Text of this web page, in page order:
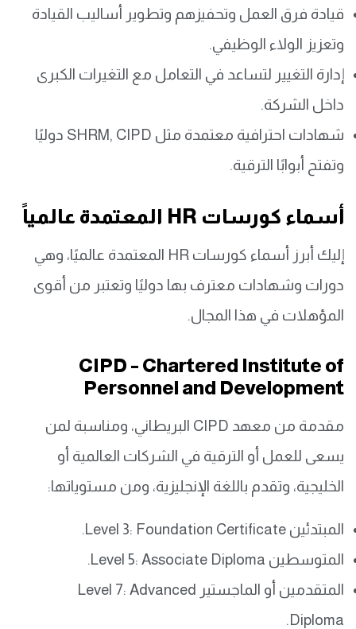
قيادة فرق العمل وتحفيزهم وتطوير أساليب القيادة
وتعزيز الولاء الوظيفي.
إدارة التغيير لتساعد في التعامل مع التغيرات الكبرى
داخل الشركة.
شهادات احترافية معتمدة مثل SHRM, CIPD دوليًا
وتفتح أبوابًا الترقية.
أسماء كورسات HR المعتمدة عالمياً
إليك أبرز أسماء كورسات HR المعتمدة عالميًا، وهي
دورات وشهادات معترف بها دوليًا وتعتبر من أقوى
المؤهلات في هذا المجال.
CIPD – Chartered Institute of
Personnel and Development
مقدمة من معهد CIPD البريطاني، ومناسبة لمن
يسعى للعمل أو الترقية في الشركات العالمية أو
الخليجية، وتقدم باللغة الإنجليزية، ومن مستوياتها:
المبتدئين Level 3: Foundation Certificate.
المتوسطين Level 5: Associate Diploma.
المتقدمين أو الماجستير Level 7: Advanced
Diploma.